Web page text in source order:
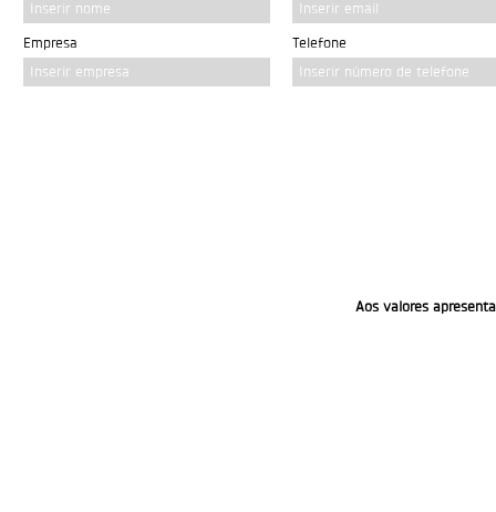
Aos valores
Inserir nome
Inserir email
Empresa
Inserir empresa
Telefone
Inserir número de telefone